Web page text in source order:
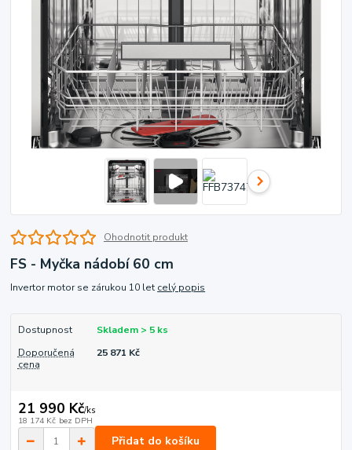
Ohodnotit produkt
FS - Myčka nádobí 60 cm
Invertor motor se zárukou 10 let celý popis
Dostupnost
Skladem > 5 ks
Doporučená
cena
25 871 Kč
21 990 Kč/ks
18 174 Kč bez DPH
Přidat do košíku